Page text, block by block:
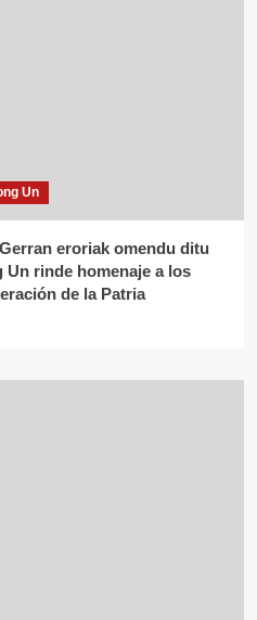
Un
eroriak omendu ditu
rinde homenaje a los
de la Patria